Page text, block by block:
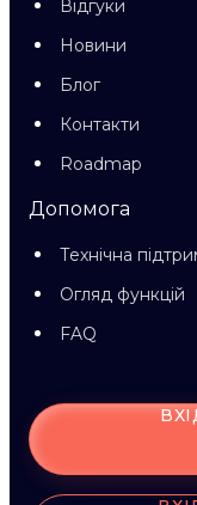
Відгуки
Новини
Блог
Контакти
Roadmap
Допомога
Технічна
Огляд функцій
FAQ